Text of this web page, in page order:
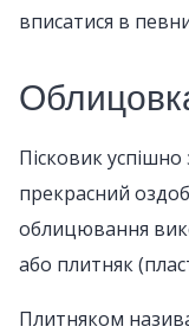
вписатися в
Пісковик
прекрасний
облицювання
або плитняк
Плитняком